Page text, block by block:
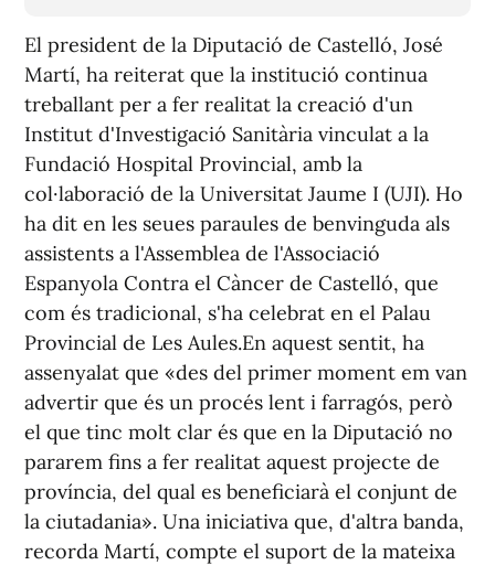
El president de la Diputació de Castelló, José
Martí, ha reiterat que la institució continua
treballant per a fer realitat la creació d'un
Institut d'Investigació Sanitària vinculat a la
Fundació Hospital Provincial, amb la
col·laboració de la Universitat Jaume I (UJI). Ho
ha dit en les seues paraules de benvinguda als
assistents a l'Assemblea de l'Associació
Espanyola Contra el Càncer de Castelló, que
com és tradicional, s'ha celebrat en el Palau
Provincial de Les Aules.En aquest sentit, ha
assenyalat que «des del primer moment em van
advertir que és un procés lent i farragós, però
el que tinc molt clar és que en la Diputació no
pararem fins a fer realitat aquest projecte de
província, del qual es beneficiarà el conjunt de
la ciutadania». Una iniciativa que, d'altra banda,
recorda Martí, compte el suport de la mateixa